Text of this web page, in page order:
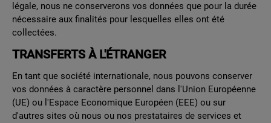
légale, nous ne conserverons vos données que pour la durée
nécessaire aux finalités pour lesquelles elles ont été
collectées.
TRANSFERTS À L'ÉTRANGER
En tant que société internationale, nous pouvons conserver
vos données à caractère personnel dans l'Union Européenne
(UE) ou l'Espace Economique Européen (EEE) ou sur
d'autres sites où nous ou nos prestataires de services et